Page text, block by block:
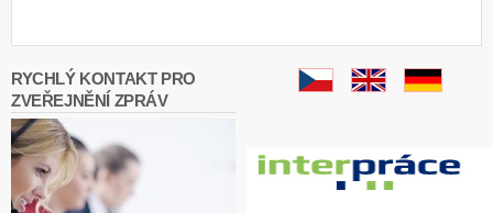
RYCHLÝ KONTAKT PRO
ZVEŘEJNĚNÍ ZPRÁV